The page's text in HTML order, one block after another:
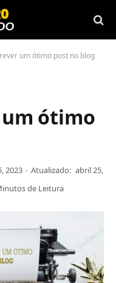
um ótimo post no blog
um ótimo
2023 Atualizado: abril 25,
de Leitura